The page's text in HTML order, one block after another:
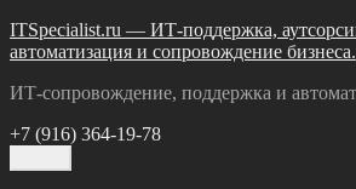
Перейти
к
ITSpecialist.ru — ИТ-поддержка,
автоматизация и сопровождение бизнеса.
ИТ-сопровождение, поддержка и
+7 (916) 364-19-78